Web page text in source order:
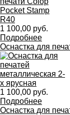
1 100,00 руб.
Подробнее
Оснастка для
1 100,00 руб.
Подробнее
Оснастка для